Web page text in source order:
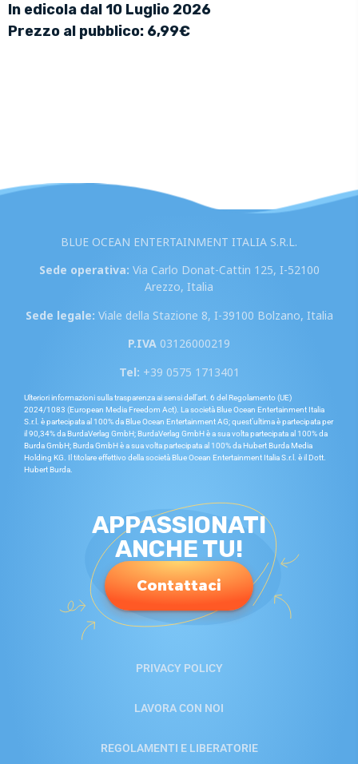
In edicola dal 10 Luglio 2026
Prezzo al pubblico: 6,99€
BLUE OCEAN ENTERTAINMENT ITALIA S.R.L.
Sede operativa: Via Carlo Donat-Cattin 125, I-52100
Arezzo, Italia
Sede legale: Viale della Stazione 8, I-39100 Bolzano, Italia
P.IVA 03126000219
Tel: +39 0575 1713401
Ulteriori informazioni sulla trasparenza ai sensi dell’art. 6 del Regolamento (UE)
2024/1083 (European Media Freedom Act). La società Blue Ocean Entertainment Italia
S.r.l. è partecipata al 100% da Blue Ocean Entertainment AG; quest’ultima è partecipata per
il 90,34% da BurdaVerlag GmbH; BurdaVerlag GmbH è a sua volta partecipata al 100% da
Burda GmbH; Burda GmbH è a sua volta partecipata al 100% da Hubert Burda Media
Holding KG. Il titolare effettivo della società Blue Ocean Entertainment Italia S.r.l. è il Dott.
Hubert Burda.
APPASSIONATI
ANCHE TU!
Contattaci
PRIVACY POLICY
LAVORA CON NOI
REGOLAMENTI E LIBERATORIE